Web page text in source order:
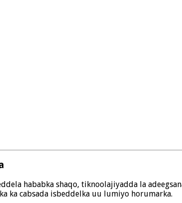
hababka shaqo, tiknoolajiyadda la
ka cabsada isbeddelka uu lumiyo horumarka.